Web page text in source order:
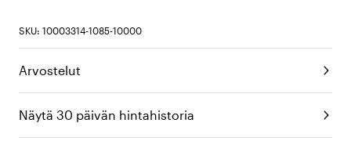
SKU: 10003314-1085-10000
Arvostelut
Näytä 30 päivän hintahistoria